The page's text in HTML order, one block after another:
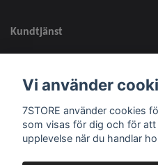
Kundtjänst
Sociala medier
Vi använder
7STORE använder cookies
som visas för dig och för
upplevelse när du handlar